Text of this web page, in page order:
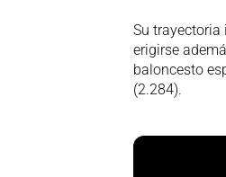
Su
erigirse
baloncesto
(2.284).